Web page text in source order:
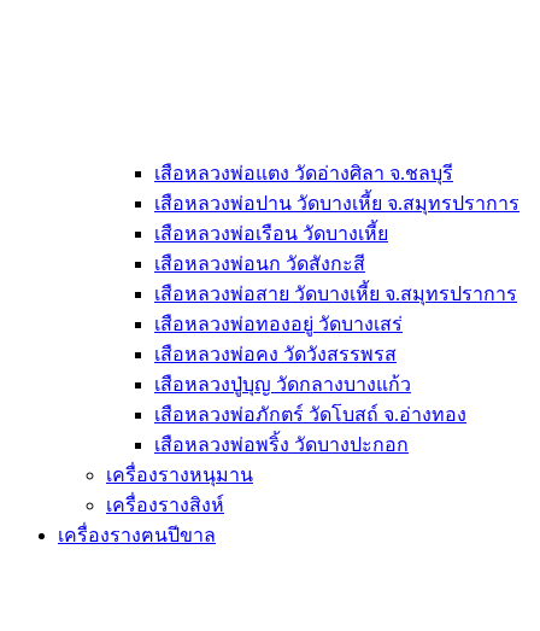
เสือหลวงพ่อแตง วัดอ่างศิลา จ.ชลบุรี
เสือหลวงพ่อปาน วัดบางเหี้ย จ.สมุทรปราการ
เสือหลวงพ่อเรือน วัดบางเหี้ย
เสือหลวงพ่อนก วัดสังกะสี
เสือหลวงพ่อสาย วัดบางเหี้ย จ.สมุทรปราการ
เสือหลวงพ่อทองอยู่ วัดบางเสร่
เสือหลวงพ่อคง วัดวังสรรพรส
เสือหลวงปู่บุญ วัดกลางบางแก้ว
เสือหลวงพ่อภักตร์ วัดโบสถ์ จ.อ่างทอง
เสือหลวงพ่อพริ้ง วัดบางปะกอก
เครื่องรางหนุมาน
เครื่องรางสิงห์
เครื่องรางฅนปีขาล